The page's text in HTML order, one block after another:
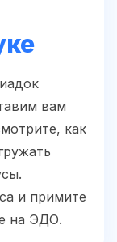
вам
как
и примите
на ЭДО.